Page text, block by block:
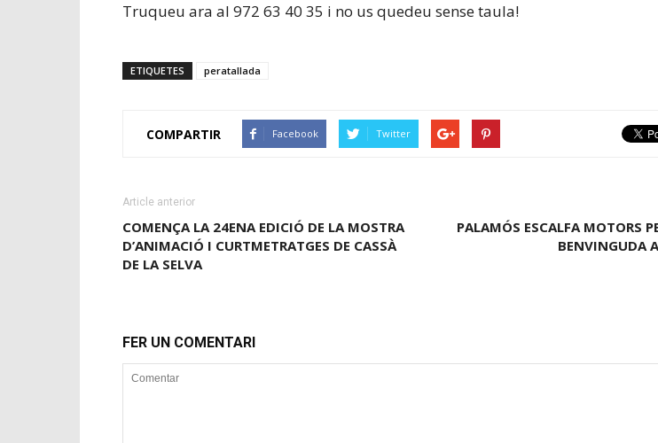
Truqueu ara al 972 63 40 35 i no us quedeu sense taula!
ETIQUETES peratallada
COMPARTIR Facebook Twitter
Article anterior
COMENÇA LA 24ENA EDICIÓ DE LA MOSTRA
D’ANIMACIÓ I CURTMETRATGES DE CASSÀ
DE LA SELVA
PALAMÓS ESCALFA MOTORS
BENVINGUDA
FER UN COMENTARI